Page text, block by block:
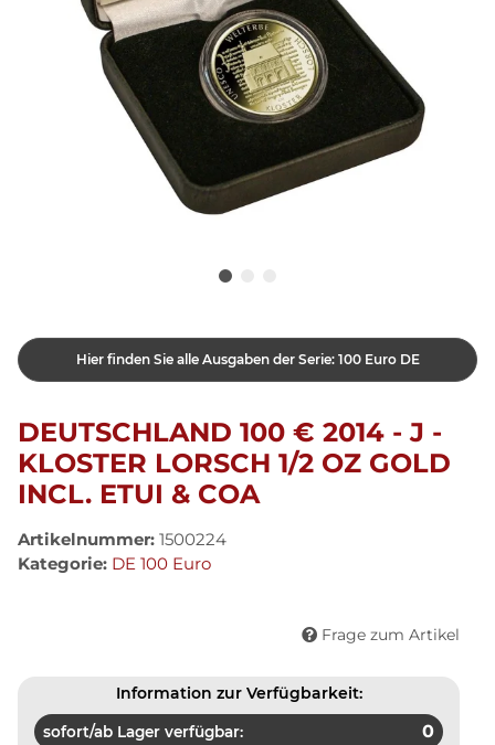
Hier finden Sie alle Ausgaben der Serie: 100 Euro DE
DEUTSCHLAND 100 € 2014 - J -
KLOSTER LORSCH 1/2 OZ GOLD
INCL. ETUI & COA
Artikelnummer: 1500224
Kategorie: DE 100 Euro
Frage zum Artikel
Information zur Verfügbarkeit:
sofort/ab Lager verfügbar: 0